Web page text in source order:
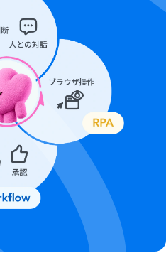
分、30分、60分の間隔で起動
間隔が異なりますので、ご注意
クションを実行するには、
契約が必要です。（APIが使用
きる状態）詳細はOpenAIの価格
社が有料で提供しており、
り従量課金される仕組みとなっ
用時にお支払いが行える状況
ますのでご注意ください。
ル容量は最大300MBまでで
は300MB未満になる可能性が
。
ンでの取り扱い可能なファイ
ルの容量制限について
」をご参